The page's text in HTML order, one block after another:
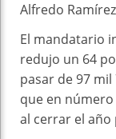
Alfredo
El mandatario
redujo un 64
pasar de 97
que en
al cerrar el año